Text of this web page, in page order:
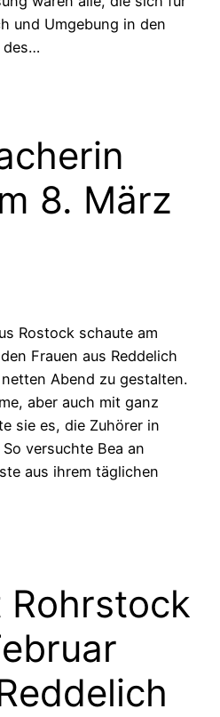
und Umgebung in den
des…
8. März
Rostock schaute am
Frauen aus Reddelich
Abend zu gestalten.
aber auch mit ganz
sie es, die Zuhörer in
versuchte Bea an
aus ihrem täglichen
Rohrstock